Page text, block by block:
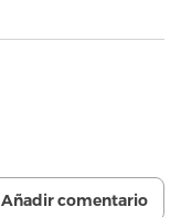
Añadir comentario